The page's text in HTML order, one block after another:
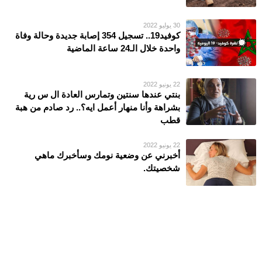
30 يوليو 2022
كوفيد19.. تسجيل 354 إصابة جديدة وحالة وفاة
واحدة خلال الـ24 ساعة الماضية
22 يونيو 2022
بنتي عندها سنتين وتمارس العادة ال س رية
بشراهة وأنا منهار أعمل ايه؟.. رد صادم من هبة
قطب
22 يونيو 2022
أخبرني عن وضعية نومك وسأخبرك ماهي
شخصيتك.